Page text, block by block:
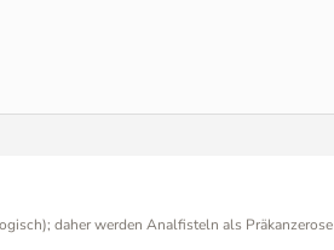
daher werden Analfisteln als Präkanzerose